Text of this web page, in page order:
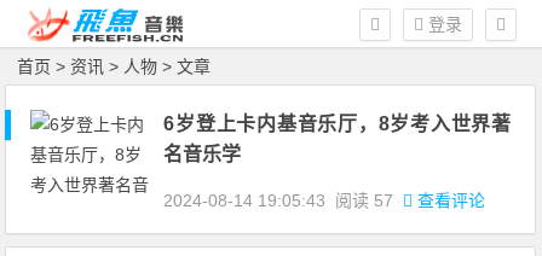
登录
首页 >资讯 > 人物 > 文章
6岁登上卡内基音乐厅，8岁考入世界著
名音乐学
2024-08-14 19:05:43 阅读 57 查看评论